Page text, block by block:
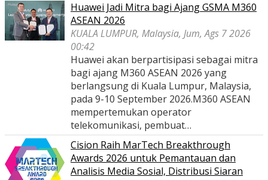
Huawei Jadi Mitra bagi Ajang GSMA M360
ASEAN 2026
KUALA LUMPUR, Malaysia, Jum, Ags 7 2026
00:42
Huawei akan berpartisipasi sebagai mitra
bagi ajang M360 ASEAN 2026 yang
berlangsung di Kuala Lumpur, Malaysia,
pada 9-10 September 2026.M360 ASEAN
mempertemukan operator
telekomunikasi, pembuat…
Cision Raih MarTech Breakthrough
Awards 2026 untuk Pemantauan dan
Analisis Media Sosial, Distribusi Siaran